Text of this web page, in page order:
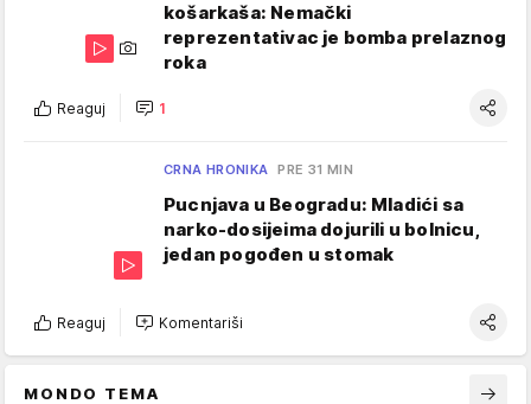
košarkaša: Nemački
reprezentativac je bomba prelaznog
roka
Reaguj 1
CRNA HRONIKA PRE 31 MIN
Pucnjava u Beogradu: Mladići sa
narko-dosijeima dojurili u bolnicu,
jedan pogođen u stomak
Reaguj Komentariši
MONDO TEMA